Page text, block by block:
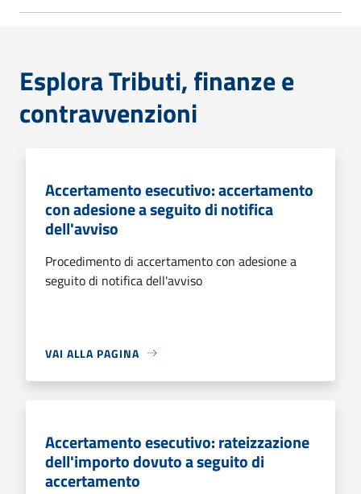
Esplora Tributi, finanze e
contravvenzioni
Accertamento esecutivo: accertamento
con adesione a seguito di notifica
dell'avviso
Procedimento di accertamento con adesione a
seguito di notifica dell'avviso
VAI ALLA PAGINA
Accertamento esecutivo: rateizzazione
dell'importo dovuto a seguito di
accertamento